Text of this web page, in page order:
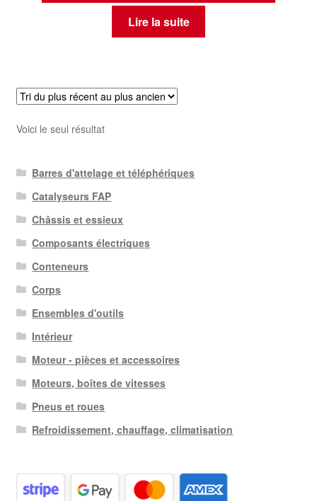
Lire la suite
Voici le seul résultat
Barres d'attelage et téléphériques
Catalyseurs FAP
Châssis et essieux
Composants électriques
Conteneurs
Corps
Ensembles d'outils
Intérieur
Moteur - pièces et accessoires
Moteurs, boîtes de vitesses
Pneus et roues
Refroidissement, chauffage, climatisation